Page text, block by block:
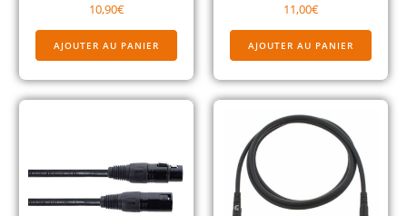
10,90€
AJOUTER AU PANIER
11,00€
AJOUTER AU PANIER